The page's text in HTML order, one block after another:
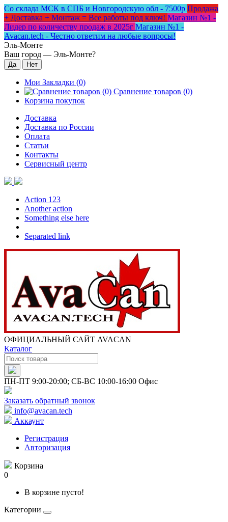
Со склада МСК в СПБ и Новгородскую обл - 7500р Продажа
+ Доставка + Монтаж = Все работы под ключ! Магазин №1 -
Лидер по количеству продаж в 2025г Магазин №1 -
Avacan.tech - Честно ответим на любые вопросы!
Эль-Монте
Ваш город — Эль-Монте?
Мои Закладки (0)
Сравнение товаров (0)
Корзина покупок
Доставка
Доставка по России
Оплата
Статьи
Контакты
Сервисный центр
Action 123
Another action
Something else here
Separated link
ОФИЦИАЛЬНЫЙ САЙТ AVACAN
Каталог
ПН-ПТ 9:00-20:00; СБ-ВС 10:00-16:00 Офис
Заказать обратный звонок
info@avacan.tech
Аккаунт
Регистрация
Авторизация
Корзина
0
В корзине пусто!
Категории